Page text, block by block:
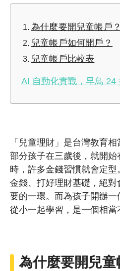
為什麼要開兒童帳戶？
兒童帳戶如何開戶？
兒童帳戶比較表
AI 自動化實戰，早鳥 24
「 兒童理財」是台灣教育
部分孩子在三歲後，就開始
時，許多金錢習慣就會定
金錢、打好理財基礎，絕
要的一環。而為孩子開辦
從小一起學習，是一個相當
為什麼要開兒童